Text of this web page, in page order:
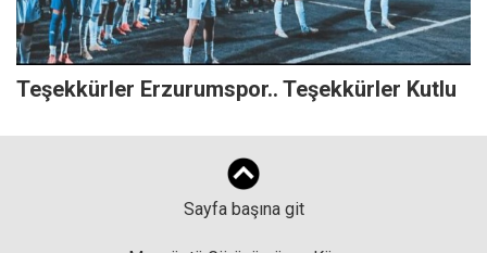
Teşekkürler Erzurumspor.. Teşekkürler Kutlu
Sayfa başına git